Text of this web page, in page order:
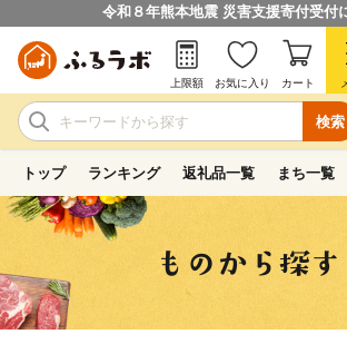
令和８年熊本地震 災害支援寄付受付
検索
上限額 お気に入り カート
トップ ランキング 返礼品一覧 まち一覧